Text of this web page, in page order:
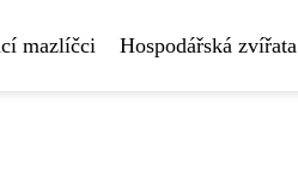
mazlíčci Hospodářská zvířata